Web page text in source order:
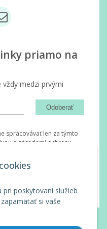
poskytovaní služieb
si vaše
priamo na
medzi prvými
Odoberať
spracovávať len za týmto
a zásadami ochrany
kedykoľvek odvolať
odkaz z ktoréhokoľvek